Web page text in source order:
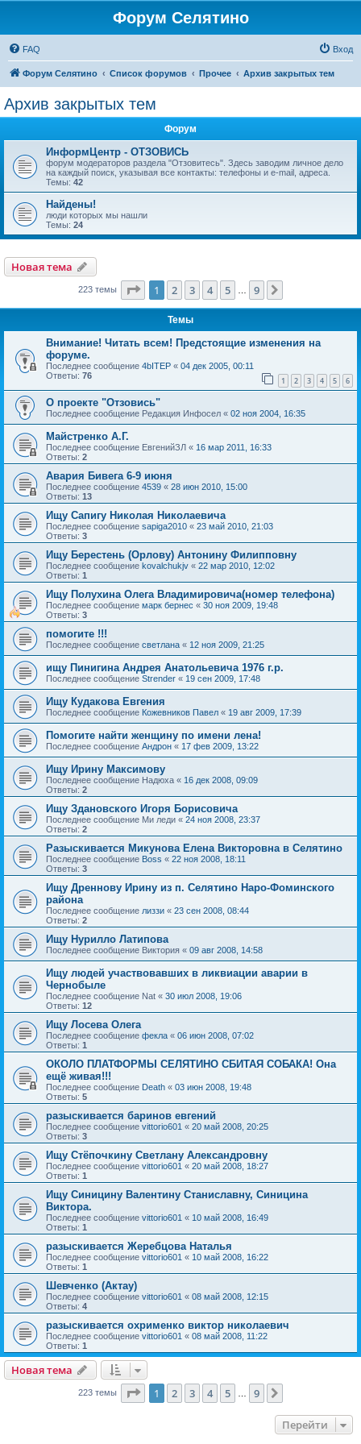
Форум Селятино
FAQ Вход
Форум Селятино Список форумов Прочее Архив закрытых тем
Архив закрытых тем
Форум
ИнформЦентр - ОТЗОВИСЬ
форум модераторов раздела "Отзовитесь". Здесь заводим личное дело
на каждый поиск, указывая все контакты: телефоны и e-mail, адреса.
Темы: 42
Найдены!
люди которых мы нашли
Темы: 24
Новая тема
223 темы Страница из
1 2 3 4 5 9
Темы
Внимание! Читать всем! Предстоящие изменения на
форуме.
Последнее сообщение 4bITEP « 04 дек 2005, 00:11
Ответы: 76 1 2 3 4 5 6
О проекте "Отзовись"
Последнее сообщение Редакция Инфосел « 02 ноя 2004, 16:35
Майстренко А.Г.
Последнее сообщение ЕвгенийЗЛ « 16 мар 2011, 16:33
Ответы: 2
Авария Бивега 6-9 июня
Последнее сообщение 4539 « 28 июн 2010, 15:00
Ответы: 13
Ищу Сапигу Николая Николаевича
Последнее сообщение sapiga2010 « 23 май 2010, 21:03
Ответы: 3
Ищу Берестень (Орлову) Антонину Филипповну
Последнее сообщение kovalchukjv « 22 мар 2010, 12:02
Ответы: 1
Ищу Полухина Олега Владимировича(номер телефона)
Последнее сообщение марк бернес « 30 ноя 2009, 19:48
Ответы: 3
помогите !!!
Последнее сообщение светлана « 12 ноя 2009, 21:25
ищу Пинигина Андрея Анатольевича 1976 г.р.
Последнее сообщение Strender « 19 сен 2009, 17:48
Ищу Кудакова Евгения
Последнее сообщение Кожевников Павел « 19 авг 2009, 17:39
Помогите найти женщину по имени лена!
Последнее сообщение Андрон « 17 фев 2009, 13:22
Ищу Ирину Максимову
Последнее сообщение Надюха « 16 дек 2008, 09:09
Ответы: 2
Ищу Здановского Игоря Борисовича
Последнее сообщение Ми леди « 24 ноя 2008, 23:37
Ответы: 2
Разыскивается Микунова Елена Викторовна в Селятино
Последнее сообщение Boss « 22 ноя 2008, 18:11
Ответы: 3
Ищу Дреннову Ирину из п. Селятино Наро-Фоминского
района
Последнее сообщение лиззи « 23 сен 2008, 08:44
Ответы: 2
Ищу Нурилло Латипова
Последнее сообщение Виктория « 09 авг 2008, 14:58
Ищу людей участвовавших в ликвиации аварии в
Чернобыле
Последнее сообщение Nat « 30 июл 2008, 19:06
Ответы: 12
Ищу Лосева Олега
Последнее сообщение фекла « 06 июн 2008, 07:02
Ответы: 1
ОКОЛО ПЛАТФОРМЫ СЕЛЯТИНО СБИТАЯ СОБАКА! Она
ещё живая!!!
Последнее сообщение Death « 03 июн 2008, 19:48
Ответы: 5
разыскивается баринов евгений
Последнее сообщение vittorio601 « 20 май 2008, 20:25
Ответы: 3
Ищу Стёпочкину Светлану Александровну
Последнее сообщение vittorio601 « 20 май 2008, 18:27
Ответы: 1
Ищу Синицину Валентину Станиславну, Синицина
Виктора.
Последнее сообщение vittorio601 « 10 май 2008, 16:49
Ответы: 1
разыскивается Жеребцова Наталья
Последнее сообщение vittorio601 « 10 май 2008, 16:22
Ответы: 1
Шевченко (Актау)
Последнее сообщение vittorio601 « 08 май 2008, 12:15
Ответы: 4
разыскивается охрименко виктор николаевич
Последнее сообщение vittorio601 « 08 май 2008, 11:22
Ответы: 1
Новая тема
223 темы Страница из
1 2 3 4 5 9
Перейти